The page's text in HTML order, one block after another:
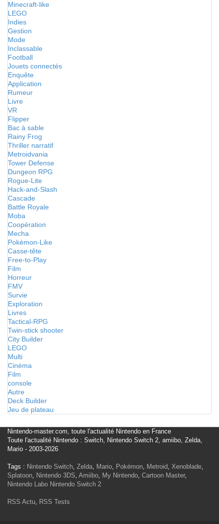
Minecraft-like
LEGO
Indies
Gestion
Mode
Inclassable
Football
Jouets connectés
Enquête
Application
Rumeur
Livre
VR
Flipper
Bac à sable
Rainy Frog
Thriller narratif
Metroidvania
Tower Defense
Dungeon RPG
Rogue-Lite
Hack-and-Slash
Cascade
Battle Royale
Moba
Coopération
Mecha
Pokémon-Like
Casse-tête
Free-to-Play
Film
Horreur
FMV
Survie
Exploration
Livres
Tactical-RPG
Twin-stick shooter
City Builder
LEGO
Multi
Cinéma
Film
console
Autre
Deck Builder
Jeu de plateau
Nintendo-master.com, toute l'actualité Nintendo en France
Toute l'actualité Nintendo : Switch, Nintendo Switch 2, amiibo, Zelda,
Mario - 2003-2026
Tags : Nintendo Switch, Zelda, Mario, Pokémon, Metroid, Xenoblade,
Splatoon, Nintendo 3DS, Amiibo, My Nintendo, Cartoon Master,
Nintendo Labo Nintendo Switch 2
RSS Actu, RSS Tests